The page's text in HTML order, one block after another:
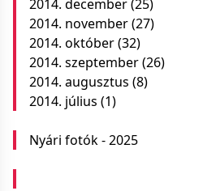
2014. december(25)
2014. november(27)
2014. október(32)
2014. szeptember(26)
2014. augusztus (8)
2014. július (1)
Nyári fotók - 2025